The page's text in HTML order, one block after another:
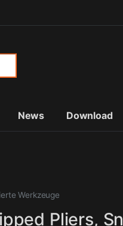
News Download
Werkzeuge
Pliers,